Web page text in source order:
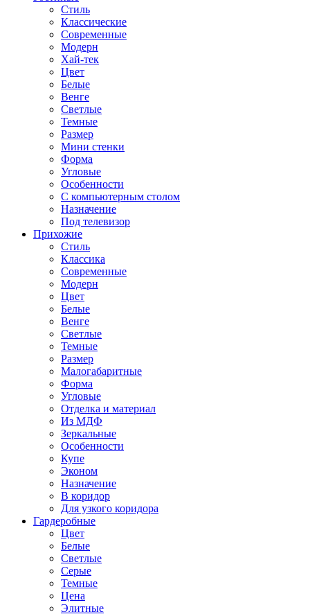
Стиль
Классические
Современные
Модерн
Хай-тек
Цвет
Белые
Венге
Светлые
Темные
Размер
Мини стенки
Форма
Угловые
Особенности
С компьютерным столом
Назначение
Под телевизор
Прихожие
Стиль
Классика
Современные
Модерн
Цвет
Белые
Венге
Светлые
Темные
Размер
Малогабаритные
Форма
Угловые
Отделка и материал
Из МДФ
Зеркальные
Особенности
Купе
Эконом
Назначение
В коридор
Для узкого коридора
Гардеробные
Цвет
Белые
Светлые
Серые
Темные
Цена
Элитные